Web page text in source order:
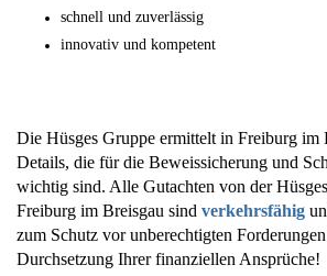
schnell und zuverlässig
innovativ und kompetent
Die Hüsges Gruppe ermittelt in Freiburg im
Details, die für die Beweissicherung und
wichtig sind. Alle Gutachten von der
Freiburg im Breisgau sind verkehrsfähig
zum Schutz vor unberechtigten
Durchsetzung Ihrer finanziellen Ansprüche!